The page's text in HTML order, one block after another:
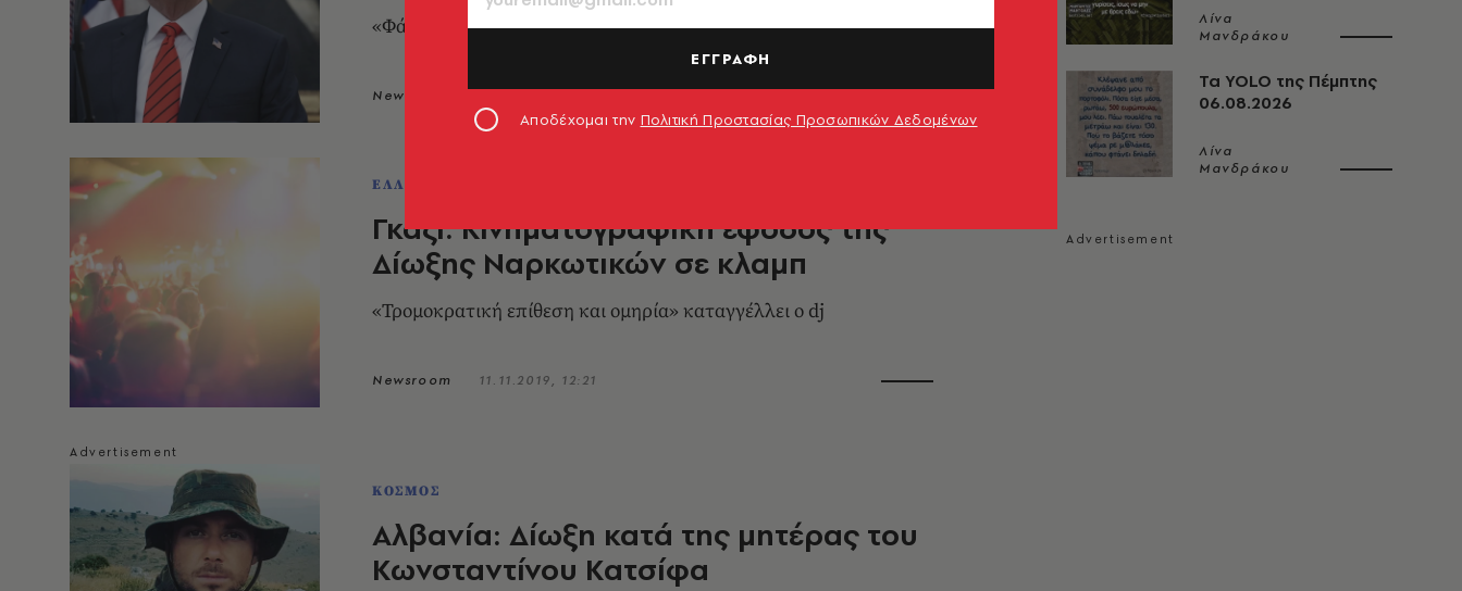
«Φάρσα» την χαρακτηρίζει ο πρόεδρος των ΗΠΑ
Newsroom
ΕΛΛΑΔΑ
Γκάζι: Κινηματογραφική έφοδος της
Δίωξης Ναρκωτικών σε κλαμπ
«Τρομοκρατική επίθεση και ομηρία» καταγγέλλει ο dj
Newsroom 11.11.2019, 12:21
ΚΟΣΜΟΣ
Αλβανία: Δίωξη κατά της μητέρας του
Κωνσταντίνου Κατσίφα
Λίνα
Μανδράκου
Τα YOLO της Πέμπτης
06.08.2026
Λίνα
Μανδράκου
ΕΓΓΡΑΦΗ
Αποδέχομαι την Πολιτική Προστασίας Προσωπικών Δεδομένων